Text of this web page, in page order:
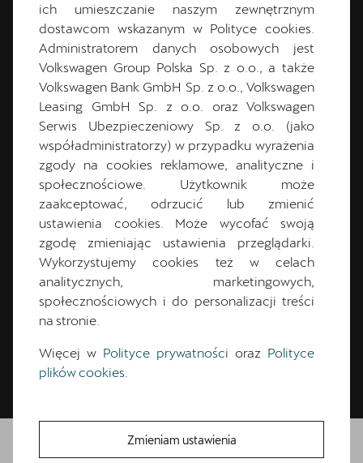
WYBIERZ WERSJĘ
STWORZONĄ DLA CIEBIE
CUPRA Tavascan
– od 178 800 zł. Silnik
elektryczny 188 KM, napęd na tylną oś, zasięg
do 441 km. 19-calowe felgi, ekran 15" i Digital
Cockpit 10,25".
CUPRA Tavascan Endurance
– od 235 600 zł.
286 KM, napęd na tylną oś, zasięg do 557 km.
napęd na wszystkie koła, 20-calowe felgi,
zawieszenie DCC Sport i reflektory Matrix LED.
ich umieszczanie naszym zewnętrznym
dostawcom wskazanym w Polityce cookies.
Administratorem danych osobowych jest
Volkswagen Group Polska Sp. z o.o., a także
Volkswagen Bank GmbH Sp. z o.o., Volkswagen
Leasing GmbH Sp. z o.o. oraz Volkswagen
Serwis Ubezpieczeniowy Sp. z o.o. (jako
współadministratorzy) w przypadku wyrażenia
zgody na cookies reklamowe, analityczne i
społecznościowe. Użytkownik może
zaakceptować, odrzucić lub zmienić
ustawienia cookies. Może wycofać swoją
zgodę zmieniając ustawienia przeglądarki.
Wykorzystujemy cookies też w celach
analitycznych, marketingowych,
społecznościowych i do personalizacji treści
na stronie.
Więcej w Polityce prywatności oraz Polityce
plików cookies
Zmieniam ustawienia